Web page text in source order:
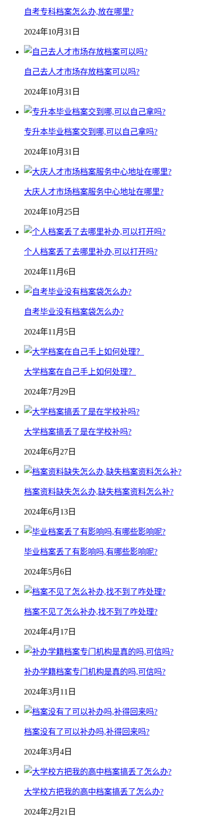
自考专科档案怎么办,放在哪里?
2024年10月31日
自己去人才市场存放档案可以吗?
2024年10月31日
专升本毕业档案交到哪,可以自己拿吗?
2024年10月31日
大庆人才市场档案服务中心地址在哪里?
2024年10月25日
个人档案丢了去哪里补办,可以打开吗?
2024年11月6日
自考毕业没有档案袋怎么办?
2024年11月5日
大学档案在自己手上如何处理？
2024年7月29日
大学档案搞丢了是在学校补吗?
2024年6月27日
档案资料缺失怎么办,缺失档案资料怎么补?
2024年6月13日
毕业档案丢了有影响吗,有哪些影响呢?
2024年5月6日
档案不见了怎么补办,找不到了咋处理?
2024年4月17日
补办学籍档案专门机构是真的吗,可信吗?
2024年3月11日
档案没有了可以补办吗,补得回来吗?
2024年3月4日
大学校方把我的高中档案搞丢了怎么办?
2024年2月21日